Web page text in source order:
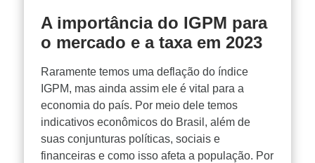
A importância do IGPM para
o mercado e a taxa em 2023
Raramente temos uma deflação do índice
IGPM, mas ainda assim ele é vital para a
economia do país. Por meio dele temos
indicativos econômicos do Brasil, além de
suas conjunturas políticas, sociais e
financeiras e como isso afeta a população. Por